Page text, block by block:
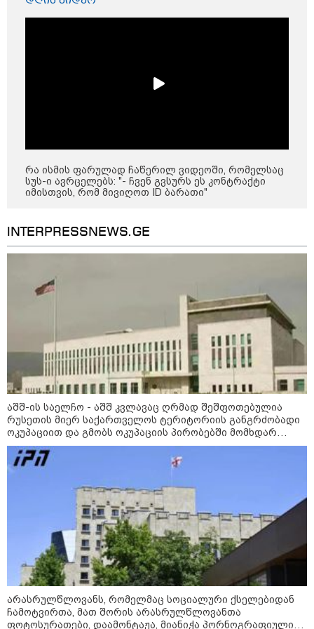
პოლიტიკა
14:14 / 06-08-2026
"მეც ერთ-ერთი მათგანი ვიყავი, ვინც
ლიფტში გაიჭედა" - ლევან მახაშვილი
10:45 / 07-08-2026
"აშშ კვლავაც ღრმად
შეშფოთებულია რუსეთის მიერ
საქართველოს ტერიტორიის
განგრძობადი ოკუპაციით" -
აშშ-ის საელჩო
09:35 / 07-08-2026
"საქართველო გადავარჩინეთ,
რა ისმის ფარულად ჩაწერილ ვიდეოში, რომელსაც
სუს-ი ავრცელებს: "- ჩვენ გვსურს ეს კონტრაქტი
იმისთვის, რომ მივიღოთ ID ბარათი"
INTERPRESSNEWS.GE
აშშ-ის საელჩო - აშშ კვლავაც ღრმად შეშფოთებულია
რუსეთის მიერ საქართველოს ტერიტორიის განგრძობადი
ოკუპაციით და გმობს ოკუპაციის პირობებში მომხდარ
მკვლელობებს, გატაცებებსა და სხვა სახის ძალადობა
არასრულწლოვანს, რომელმაც სოციალური ქსელებიდან
ჩამოტვირთა, მათ შორის არასრულწლოვანთა
ფოტოსურათები, დაამონტაჟა, მიანიჭა პორნოგრაფიული